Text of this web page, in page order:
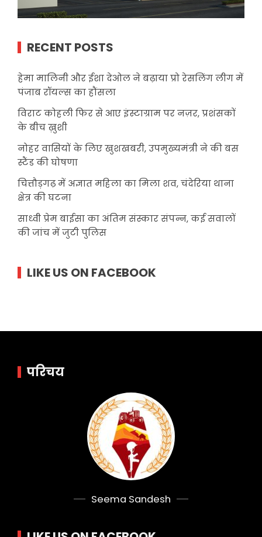
RECENT POSTS
हेमा मालिनी और ईशा देओल ने बढ़ाया प्रो रेसलिंग लीग में
पंजाब रॉयल्स का हौंसला
विराट कोहली फिर से आए इंस्टाग्राम पर नज़र, प्रशंसकों
के बीच ख़ुशी
नोहर वासियों के लिए खुशखबरी, उपमुख्यमंत्री ने की बस
स्टैंड की घोषणा
चित्तौड़गढ़ में अज्ञात महिला का मिला शव, चंदेरिया थाना
क्षेत्र की घटना
साध्वी प्रेम बाईसा का अंतिम संस्कार संपन्न, कई सवालों
की जांच में जुटी पुलिस
LIKE US ON FACEBOOK
परिचय
Seema Sandesh